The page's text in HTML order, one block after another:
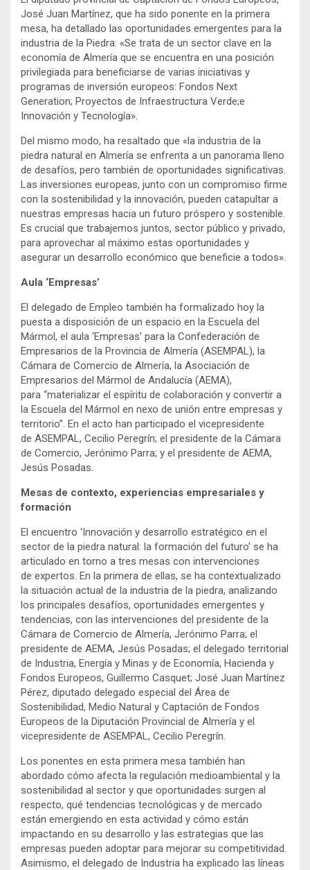
José Juan Martínez, que ha sido ponente en la primera
mesa, ha detallado las oportunidades emergentes para la
industria de la Piedra: «Se trata de un sector clave en la
economía de Almería que se encuentra en una posición
privilegiada para beneficiarse de varias iniciativas y
programas de inversión europeos: Fondos Next
Generation; Proyectos de Infraestructura Verde;e
Innovación y Tecnología».
Del mismo modo, ha resaltado que «la industria de la
piedra natural en Almería se enfrenta a un panorama lleno
de desafíos, pero también de oportunidades significativas.
Las inversiones europeas, junto con un compromiso firme
con la sostenibilidad y la innovación, pueden catapultar a
nuestras empresas hacia un futuro próspero y sostenible.
Es crucial que trabajemos juntos, sector público y privado,
para aprovechar al máximo estas oportunidades y
asegurar un desarrollo económico que beneficie a todos».
Aula ‘Empresas’
El delegado de Empleo también ha formalizado hoy la
puesta a disposición de un espacio en la Escuela del
Mármol, el aula ‘Empresas’ para la Confederación de
Empresarios de la Provincia de Almería (ASEMPAL), la
Cámara de Comercio de Almería, la Asociación de
Empresarios del Mármol de Andalucía (AEMA),
para “materializar el espíritu de colaboración y convertir a
la Escuela del Mármol en nexo de unión entre empresas y
territorio”. En el acto han participado el vicepresidente
de ASEMPAL, Cecilio Peregrín; el presidente de la Cámara
de Comercio, Jerónimo Parra; y el presidente de AEMA,
Jesús Posadas.
Mesas de contexto, experiencias empresariales y
formación
El encuentro ‘Innovación y desarrollo estratégico en el
sector de la piedra natural: la formación del futuro’ se ha
articulado en torno a tres mesas con intervenciones
de expertos. En la primera de ellas, se ha contextualizado
la situación actual de la industria de la piedra, analizando
los principales desafíos, oportunidades emergentes y
tendencias, con las intervenciones del presidente de la
Cámara de Comercio de Almería, Jerónimo Parra; el
presidente de AEMA, Jesús Posadas; el delegado territorial
de Industria, Energía y Minas y de Economía, Hacienda y
Fondos Europeos, Guillermo Casquet; José Juan Martínez
Pérez, diputado delegado especial del Área de
Sostenibilidad, Medio Natural y Captación de Fondos
Europeos de la Diputación Provincial de Almería y el
vicepresidente de ASEMPAL, Cecilio Peregrín.
Los ponentes en esta primera mesa también han
abordado cómo afecta la regulación medioambiental y la
sostenibilidad al sector y que oportunidades surgen al
respecto, qué tendencias tecnológicas y de mercado
están emergiendo en esta actividad y cómo están
impactando en su desarrollo y las estrategias que las
empresas pueden adoptar para mejorar su competitividad.
Asimismo, el delegado de Industria ha explicado las líneas